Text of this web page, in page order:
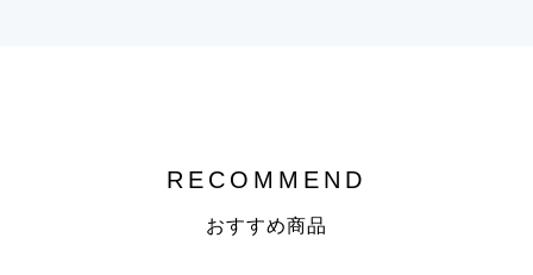
顔だけでなく、体の乾燥にも。男女問わず家族みんな
でご使用いただけます。
RECOMMEND
おすすめ商品